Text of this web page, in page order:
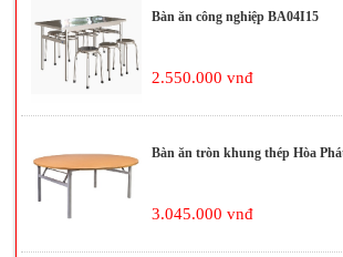
Bàn ăn công nghiệp BA04I15
2.550.000 vnđ
Bàn ăn tròn khung thép Hòa
3.045.000 vnđ